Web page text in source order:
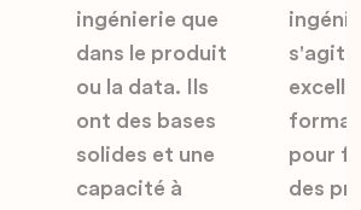
ingénierie que
dans le produit
ou la data. Ils
ont des bases
solides et une
capacité à
s'agit
pour
des